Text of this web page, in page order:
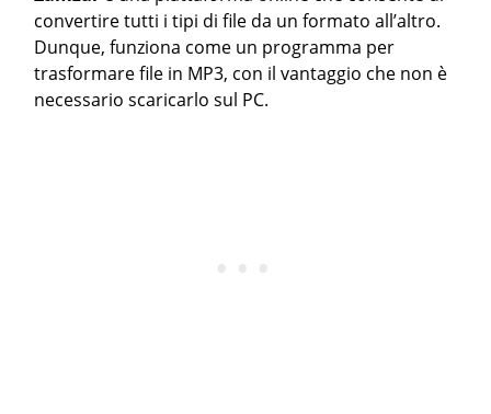
convertire tutti i tipi di file da un formato all’altro.
Dunque, funziona come un programma per
trasformare file in MP3, con il vantaggio che non è
necessario scaricarlo sul PC.